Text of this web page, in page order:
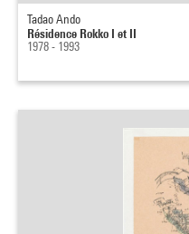
Tadao Ando
Résidence Rokko I et II
1978 - 1993